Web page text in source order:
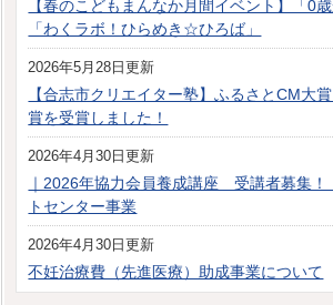
【春のこどもまんなか月間イベント】「0
「わくラボ！ひらめき☆ひろば」
2026年5月28日更新
【合志市クリエイター塾】ふるさとCM大
賞を受賞しました！
2026年4月30日更新
｜2026年協力会員養成講座 受講者募集！
トセンター事業
2026年4月30日更新
不妊治療費（先進医療）助成事業について